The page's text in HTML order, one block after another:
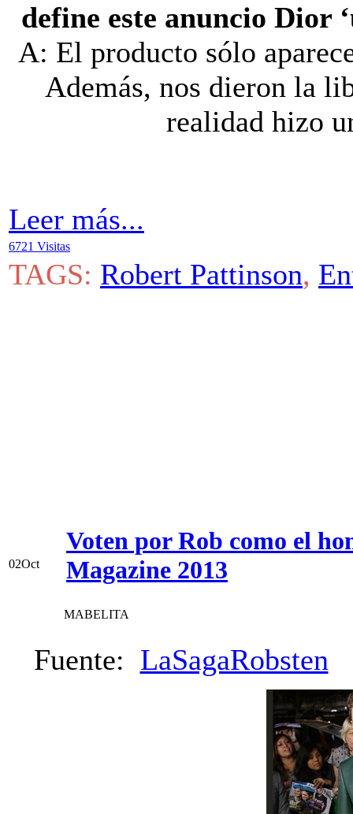
define este anuncio Dior
A: El producto sólo
Además, nos dieron la
realidad hizo
Leer más...
6721 Visitas
TAGS: Robert Pattinson,
02Oct
Voten por Rob como el
Magazine 2013
MABELITA
Fuente: LaSagaRobsten